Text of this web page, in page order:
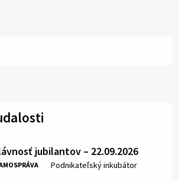
jubilantov – 22.09.2026
Miesto:
Podnikateľský inkubátor